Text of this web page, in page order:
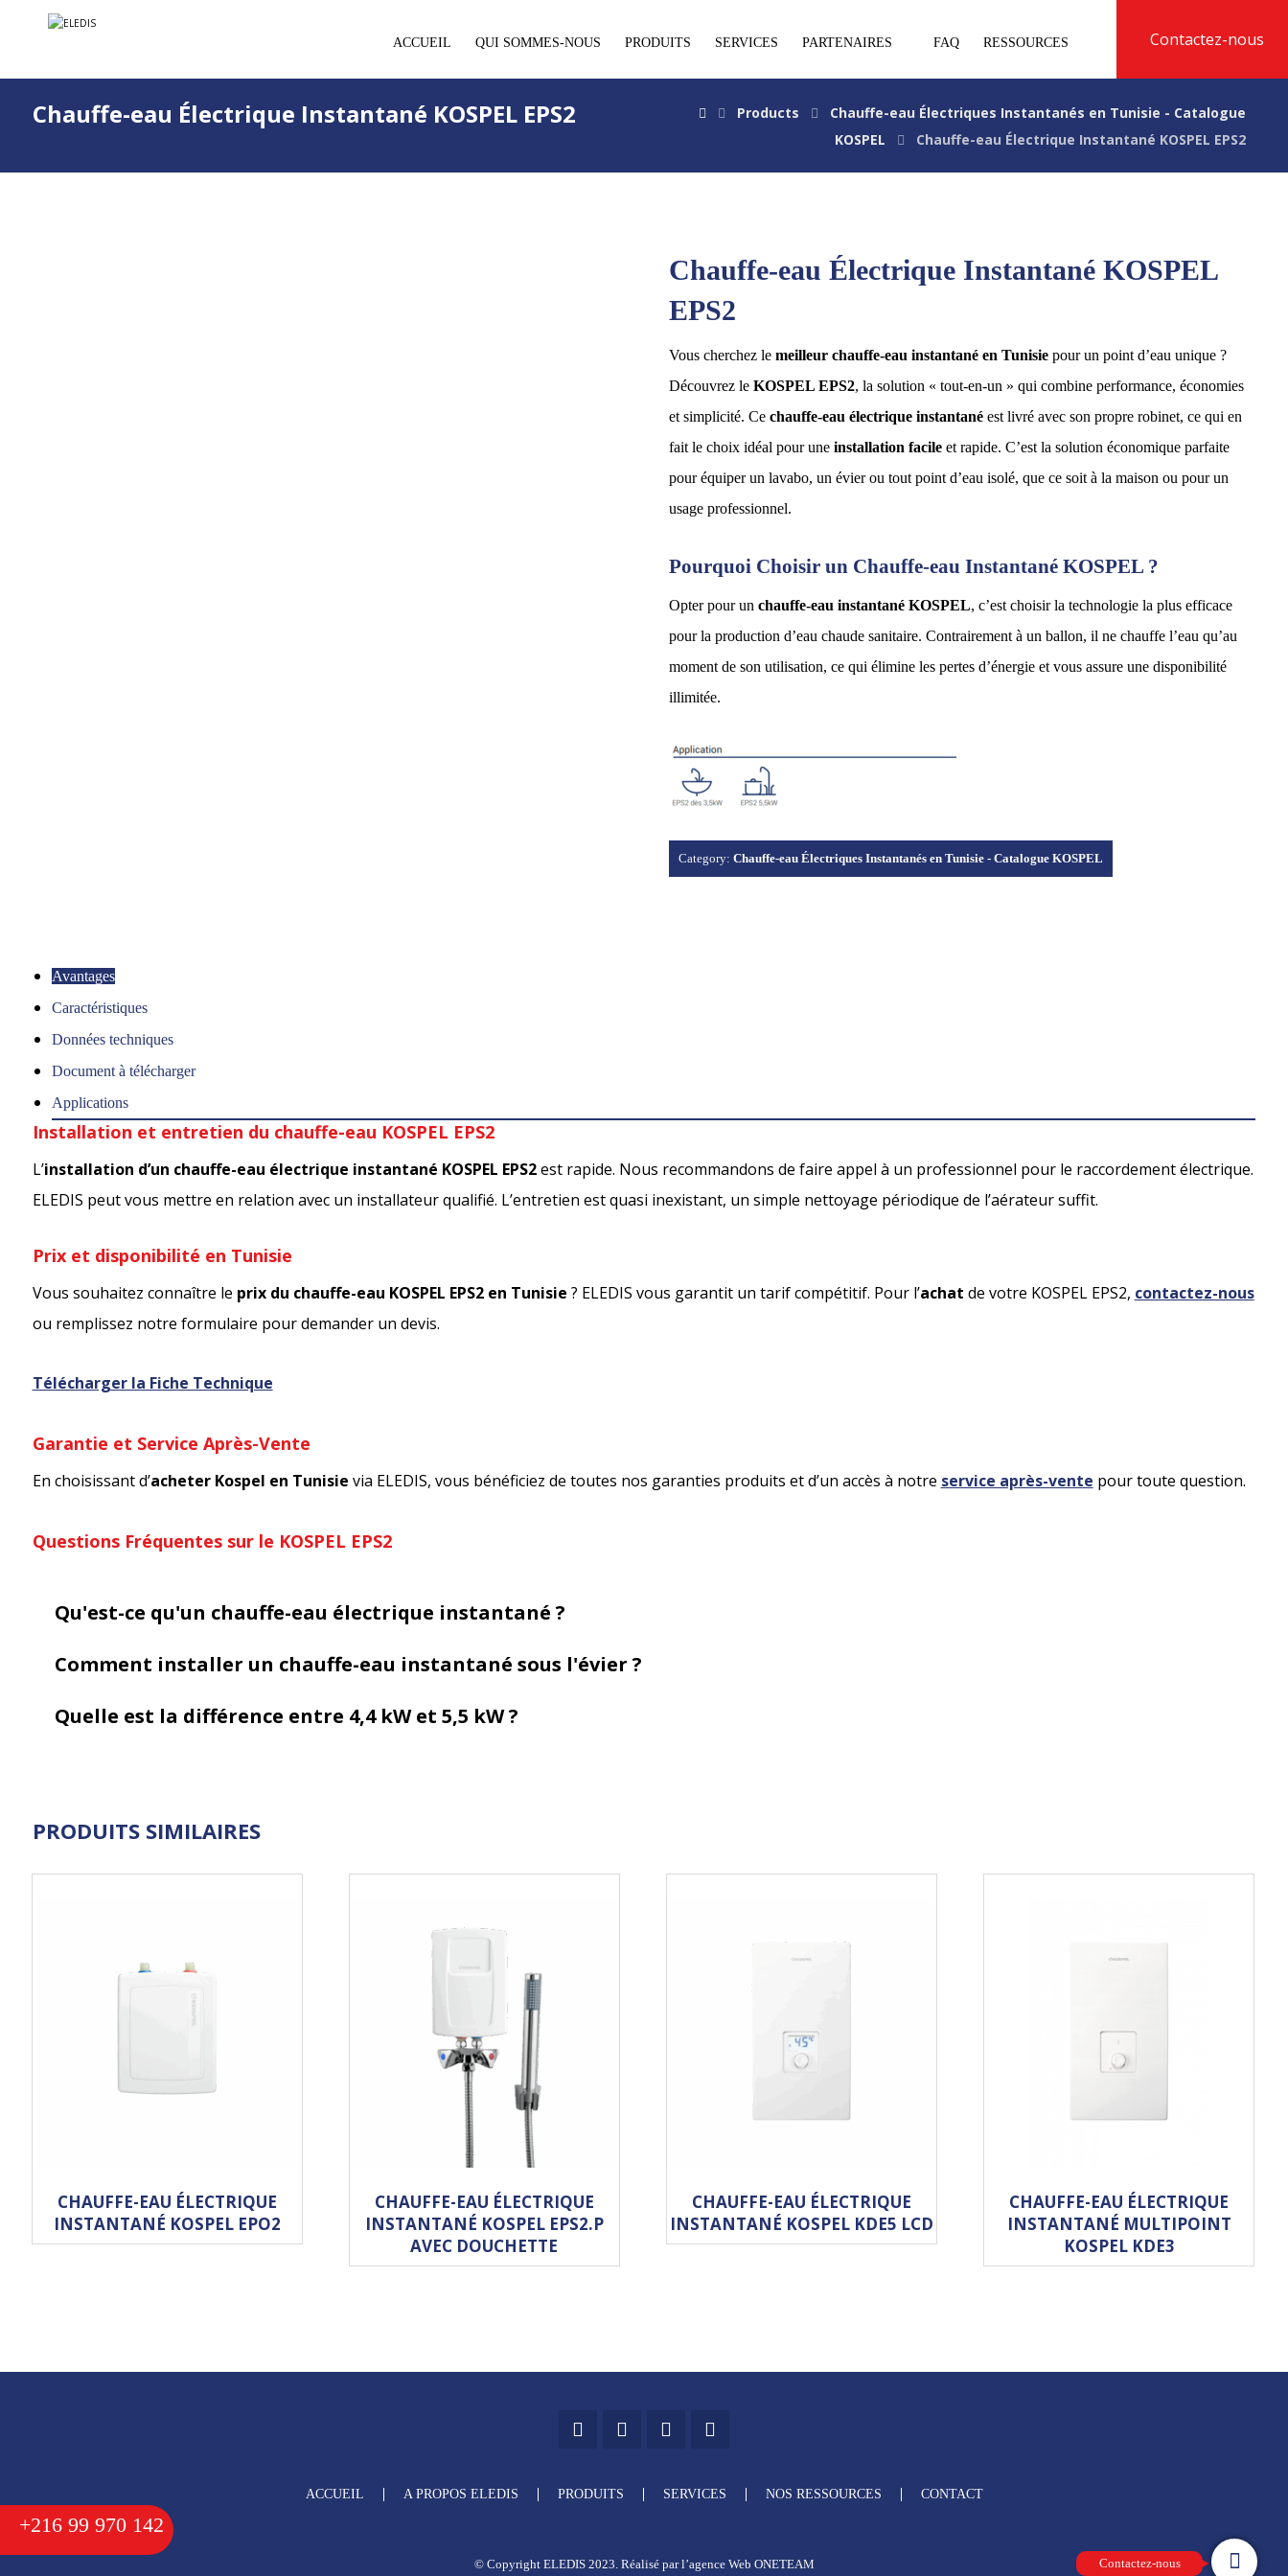
Contactez-nous
ACCUEIL QUI SOMMES-NOUS PRODUITS SERVICES PARTENAIRES FAQ RESSOURCES
Chauffe-eau Électrique Instantané KOSPEL EPS2 Products
Chauffe-eau Électriques Instantanés en Tunisie - Catalogue
KOSPEL
Chauffe-eau Électrique Instantané KOSPEL EPS2
Chauffe-eau Électrique Instantané KOSPEL
EPS2
Vous cherchez le meilleur chauffe-eau instantané en Tunisiepour un point d’eau unique ?
Découvrez le KOSPEL EPS2, la solution « tout-en-un » qui combine performance, économies
et simplicité. Ce chauffe-eau électrique instantanéest livré avec son propre robinet, ce qui en
fait le choix idéal pour une installation facileet rapide. C’est la solution économique parfaite
pour équiper un lavabo, un évier ou tout point d’eau isolé, que ce soit à la maison ou pour un
usage professionnel.
Pourquoi Choisir un Chauffe-eau Instantané KOSPEL ?
Opter pour un chauffe-eau instantané KOSPEL, c’est choisir la technologie la plus efficace
pour la production d’eau chaude sanitaire. Contrairement à un ballon, il ne chauffe l’eau qu’au
moment de son utilisation, ce qui élimine les pertes d’énergie et vous assure une disponibilité
illimitée.
Category: Chauffe-eau Électriques Instantanés en Tunisie - Catalogue KOSPEL
Avantages
Caractéristiques
Données techniques
Document à télécharger
Applications
Installation et entretien du chauffe-eau KOSPEL EPS2
L’installation d’un chauffe-eau électrique instantané KOSPEL EPS2est rapide. Nous recommandons de faire appel à un professionnel pour le raccordement électrique.
ELEDIS peut vous mettre en relation avec un installateur qualifié. L’entretien est quasi inexistant, un simple nettoyage périodique de l’aérateur suffit.
Prix et disponibilité en Tunisie
Vous souhaitez connaître le prix du chauffe-eau KOSPEL EPS2 en Tunisie ? ELEDIS vous garantit un tarif compétitif. Pour l’achat de votre KOSPEL EPS2, contactez-nous
ou remplissez notre formulaire pour demander un devis.
Télécharger la Fiche Technique
Garantie et Service Après-Vente
En choisissant d’acheter Kospel en Tunisie via ELEDIS, vous bénéficiez de toutes nos garanties produits et d’un accès à notre service après-vente pour toute question.
Questions Fréquentes sur le KOSPEL EPS2
Qu'est-ce qu'un chauffe-eau électrique instantané ?
Comment installer un chauffe-eau instantané sous l'évier ?
Quelle est la différence entre 4,4 kW et 5,5 kW ?
CHAUFFE-EAU ÉLECTRIQUE
INSTANTANÉ KOSPEL EPO2
CHAUFFE-EAU ÉLECTRIQUE
INSTANTANÉ KOSPEL EPS2.P
AVEC DOUCHETTE
CHAUFFE-EAU ÉLECTRIQUE
INSTANTANÉ KOSPEL KDE5 LCD
CHAUFFE-EAU ÉLECTRIQUE
INSTANTANÉ MULTIPOINT
KOSPEL KDE3
ACCUEIL A PROPOS ELEDIS PRODUITS SERVICES NOS RESSOURCES CONTACT
Contactez-nous
© Copyright ELEDIS 2023. Réalisé parl’agence Web ONETEAM
+216 99 970 142